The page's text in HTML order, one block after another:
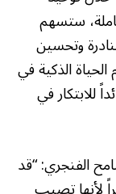
ستسهم
وتحسين
الذكية في
للابتكار في
الفنجري: “قد